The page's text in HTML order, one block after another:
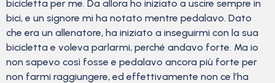
bicicletta per me. Da allora ho iniziato a uscire sempre in
bici, e un signore mi ha notato mentre pedalavo. Dato
che era un allenatore, ha iniziato a inseguirmi con la sua
bicicletta e voleva parlarmi, perché andavo forte. Ma io
non sapevo così fosse e pedalavo ancora più forte per
non farmi raggiungere, ed effettivamente non ce l’ha